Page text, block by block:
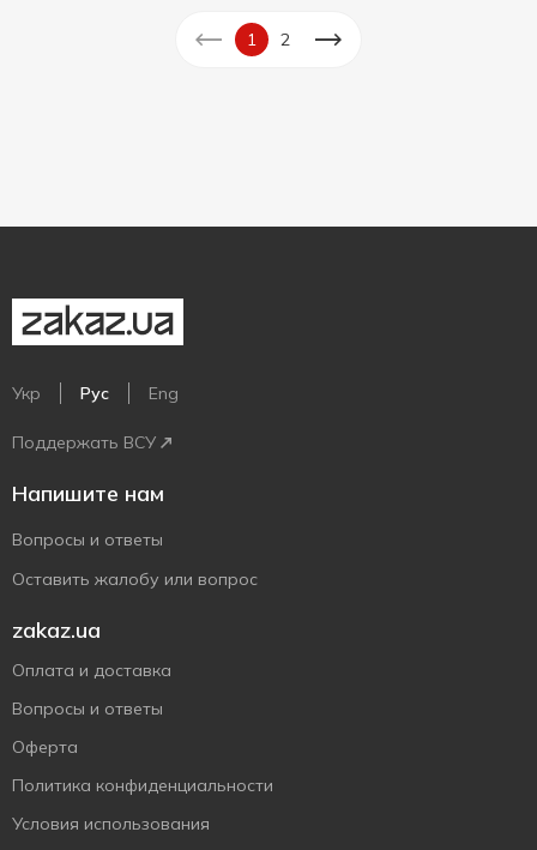
1 2
Укр Рус Eng
Поддержать ВСУ
Напишите нам
Вопросы и ответы
Оставить жалобу или вопрос
zakaz.ua
Оплата и доставка
Вопросы и ответы
Оферта
Политика конфиденциальности
Условия использования